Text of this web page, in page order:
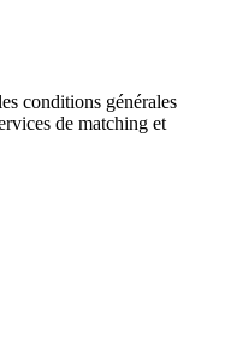
conditions générales
de matching et